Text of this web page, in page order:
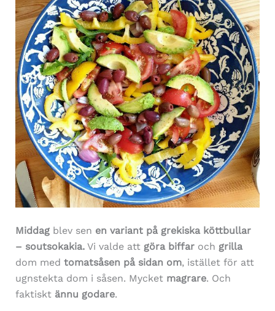
Middagblev sen en variant på grekiska köttbullar
– soutsokakia.Vi valde att göra biffaroch grilla
dom med tomatsåsen på sidan om, istället för att
ugnstekta dom i såsen. Mycket magrare. Och
faktiskt ännu godare.